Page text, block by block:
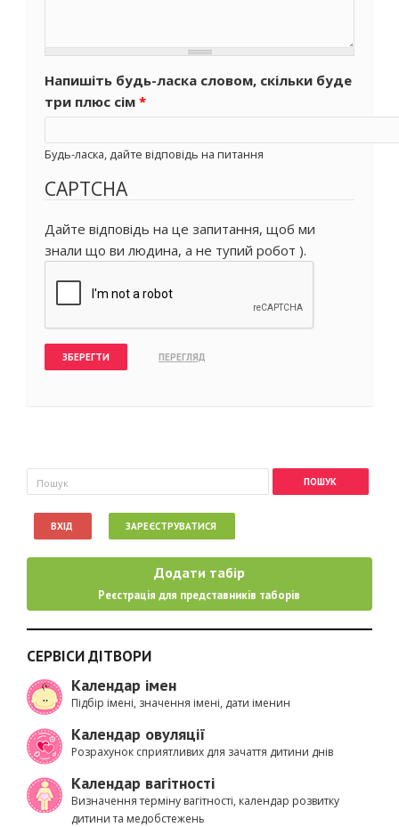
Напишіть будь-ласка словом, скільки буде
три плюс сім *
Будь-ласка, дайте відповідь на питання
CAPTCHA
Дайте відповідь на це запитання, щоб ми
знали що ви людина, а не тупий робот ).
Пошукова форма
Пошук
ВХІД ЗАРЕЄСТРУВАТИСЯ
Додати табір
Реєстрація для представників таборів
СЕРВІСИ ДІТВОРИ
Календар імен
Підбір імені, значення імені, дати іменин
Календар овуляції
Розрахунок сприятливих для зачаття дитини днів
Календар вагітності
Визначення терміну вагітності, календар розвитку
дитини та медобстежень